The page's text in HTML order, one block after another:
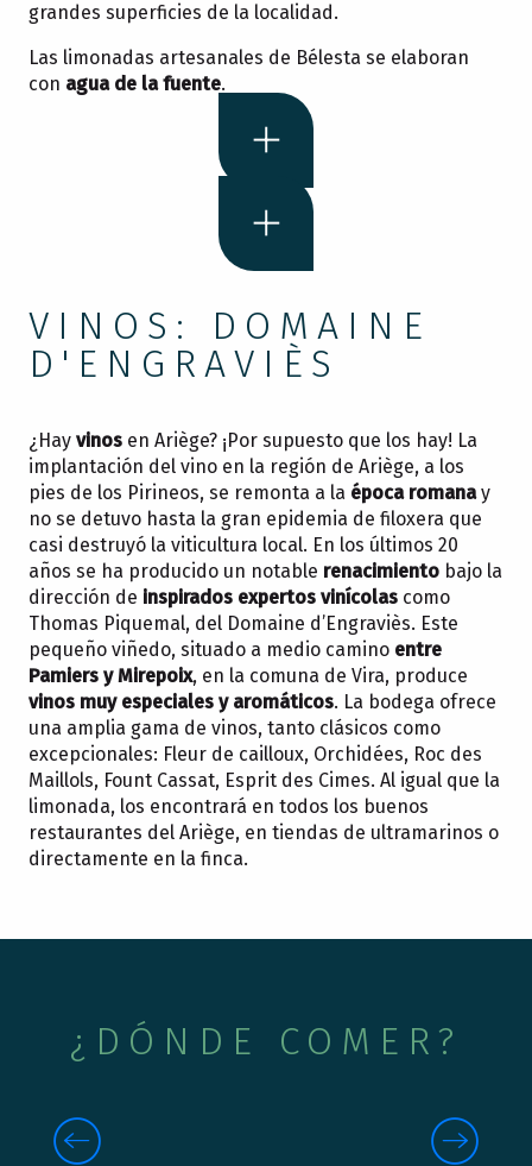
grandes superficies de la localidad.
Las limonadas artesanales de Bélesta se elaboran
con agua de la fuente.
VINOS: DOMAINE
D'ENGRAVIÈS
¿Hay vinos en Ariège? ¡Por supuesto que los hay! La
implantación del vino en la región de Ariège, a los
pies de los Pirineos, se remonta a la época romanay
no se detuvo hasta la gran epidemia de filoxera que
casi destruyó la viticultura local. En los últimos 20
años se ha producido un notable renacimiento bajo la
dirección de inspirados expertos vinícolas como
Thomas Piquemal, del Domaine d’Engraviès. Este
pequeño viñedo, situado a medio camino entre
Pamiers y Mirepoix, en la comuna de Vira, produce
vinos muy especiales y aromáticos. La bodega ofrece
una amplia gama de vinos, tanto clásicos como
excepcionales: Fleur de cailloux, Orchidées, Roc des
Maillols, Fount Cassat, Esprit des Cimes. Al igual que la
limonada, los encontrará en todos los buenos
restaurantes del Ariège, en tiendas de ultramarinos o
directamente en la finca.
¿DÓNDE COMER?